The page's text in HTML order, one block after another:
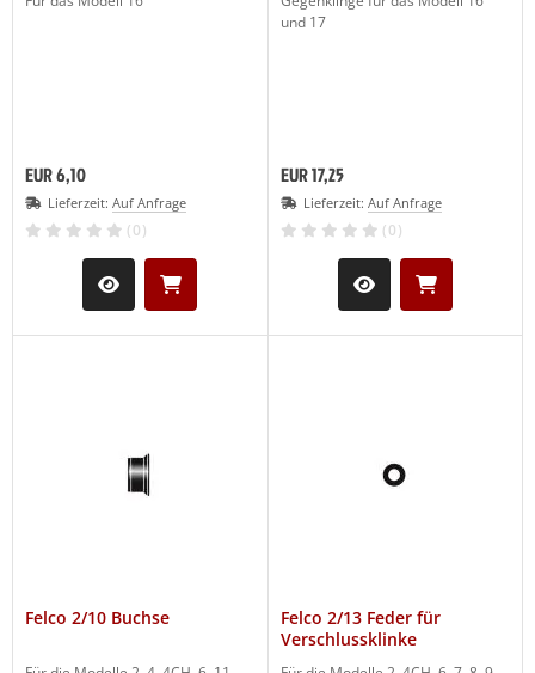
EUR 6,10
Lieferzeit: Auf Anfrage
(0)
und 17
EUR 17,25
Lieferzeit: Auf Anfrage
(0)
Felco 2/10 Buchse
Felco 2/13 Feder für
Verschlussklinke